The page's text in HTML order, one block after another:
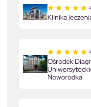
Klinika
Ośrodek
Noworodka